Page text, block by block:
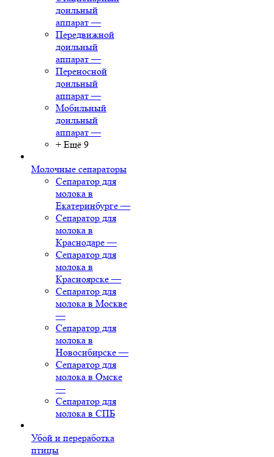
доильный
аппарат —
Передвижной
доильный
аппарат —
Переносной
доильный
аппарат —
Мобильный
доильный
аппарат —
+ Ещё 9
Молочные сепараторы
Сепаратор для
молока в
Екатеринбурге —
Сепаратор для
молока в
Краснодаре —
Сепаратор для
молока в
Красноярске —
Сепаратор для
молока в Москве
—
Сепаратор для
молока в
Новосибирске —
Сепаратор для
молока в Омске
—
Сепаратор для
молока в СПБ
Убой и переработка
птицы